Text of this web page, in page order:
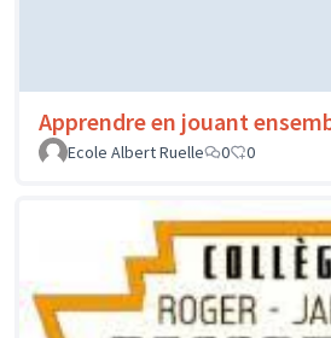
Apprendre en jouant
Ecole Albert Ruelle
0 0